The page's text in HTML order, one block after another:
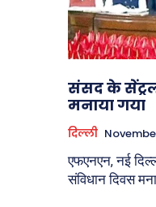
संसद के
मनाया गया
दिल्ली
एफएनएन, नई
संविधान दिवस